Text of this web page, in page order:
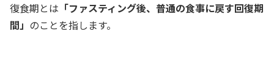
復食期とは 「ファスティング後、普通の食事に戻す回復期
間」 のことを指します。